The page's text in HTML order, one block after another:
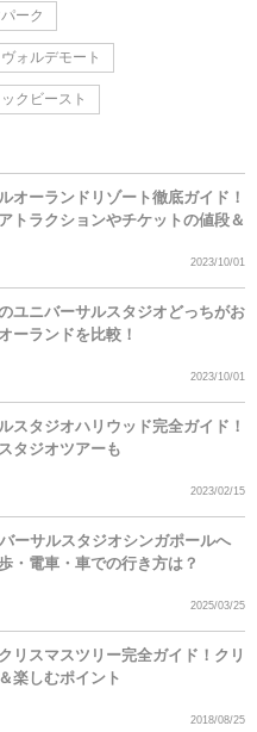
ーク
ヴォルデモート
クビースト
オーランドリゾート徹底ガイド！
トラクションやチケットの値段＆
2023/10/01
ユニバーサルスタジオどっちがお
ーランドを比較！
2023/10/01
スタジオハリウッド完全ガイド！
タジオツアーも
2023/02/15
ーサルスタジオシンガポールへ
・電車・車での行き方は？
2025/03/25
リスマスツリー完全ガイド！クリ
楽しむポイント
2018/08/25